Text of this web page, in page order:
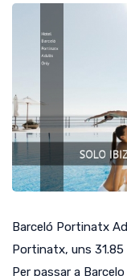
Barceló Portinatx
Portinatx, uns
Per passar a